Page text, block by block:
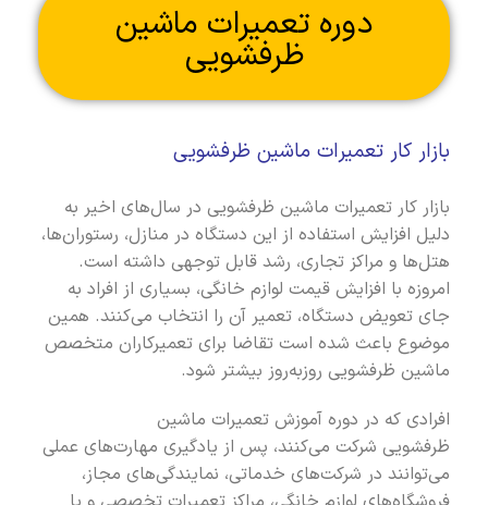
دوره تعمیرات ماشین
ظرفشویی
بازار کار تعمیرات ماشین ظرفشویی
بازار کار تعمیرات ماشین ظرفشویی در سال‌های اخیر به
دلیل افزایش استفاده از این دستگاه در منازل، رستوران‌ها،
هتل‌ها و مراکز تجاری، رشد قابل توجهی داشته است.
امروزه با افزایش قیمت لوازم خانگی، بسیاری از افراد به
جای تعویض دستگاه، تعمیر آن را انتخاب می‌کنند. همین
موضوع باعث شده است تقاضا برای تعمیرکاران متخصص
ماشین ظرفشویی روزبه‌روز بیشتر شود.
افرادی که در دوره آموزش تعمیرات ماشین
ظرفشویی شرکت می‌کنند، پس از یادگیری مهارت‌های عملی
می‌توانند در شرکت‌های خدماتی، نمایندگی‌های مجاز،